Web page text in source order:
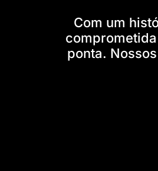
Com um
ponta.